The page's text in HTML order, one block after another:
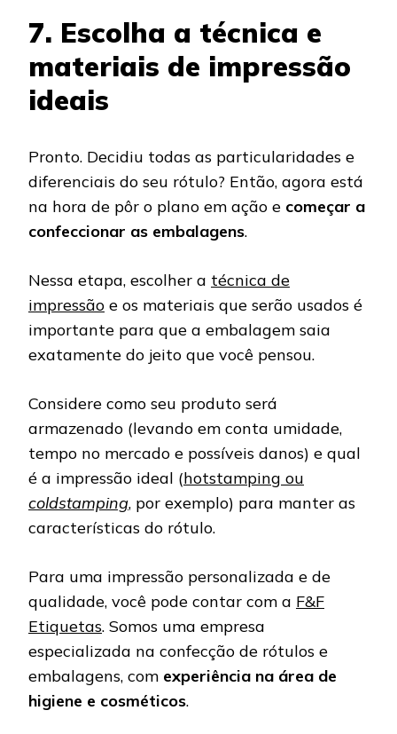
7. Escolha a técnica e
materiais de impressão
ideais
Pronto. Decidiu todas as particularidades e
diferenciais do seu rótulo? Então, agora está
na hora de pôr o plano em ação e começar a
confeccionar as embalagens.
Nessa etapa, escolher a técnica de
impressão e os materiais que serão usados é
importante para que a embalagem saia
exatamente do jeito que você pensou.
Considere como seu produto será
armazenado (levando em conta umidade,
tempo no mercado e possíveis danos) e qual
é a impressão ideal (hotstamping ou
coldstamping, por exemplo) para manter as
características do rótulo.
Para uma impressão personalizada e de
qualidade, você pode contar com a F&F
Etiquetas. Somos uma empresa
especializada na confecção de rótulos e
embalagens, com experiência na área de
higiene e cosméticos.